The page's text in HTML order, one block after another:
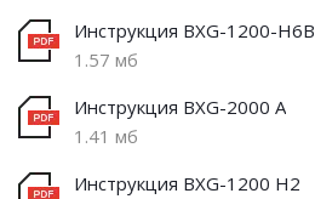
Инструкция BXG-1200-H6B
1.57 мб
Инструкция BXG-2000 A
1.41 мб
Инструкция BXG-1200 H2